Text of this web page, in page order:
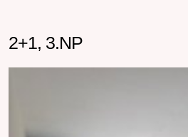
2+1, 3.NP